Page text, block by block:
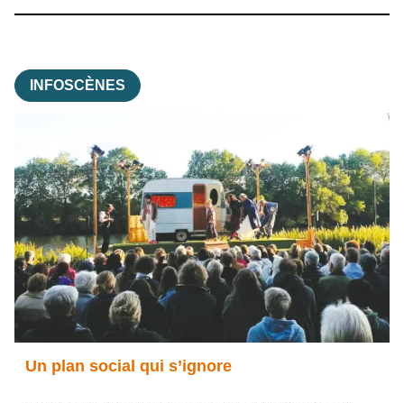
INFOSCÈNES
Un plan social qui s’ignore